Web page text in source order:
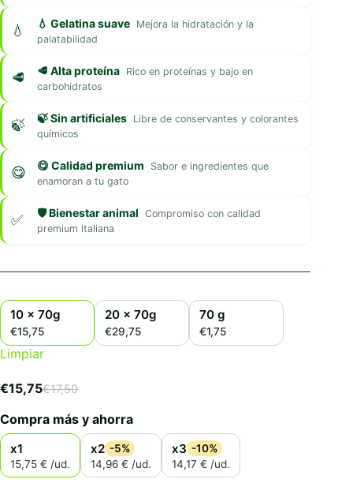
💧 Gelatina suave Mejora la hidratación y la
palatabilidad
🥩 Alta proteína Rico en proteínas y bajo en
carbohidratos
🍃 Sin artificiales Libre de conservantes y colorantes
químicos
😋 Calidad premium
Sabor e ingredientes que
enamoran a tu gato
🛡️ Bienestar animal Compromiso con calidad
premium italiana
10 x 70g
€15,75
20 x 70g
€29,75
70 g
€1,75
Limpiar
€17,50
El
precio
original
€17,50.
€15,75El
precio
actual
€15,75.
Compra más y ahorra
x1
15,75 € /ud.
x2 -5%
14,96 € /ud.
x3 -10%
14,17 € /ud.